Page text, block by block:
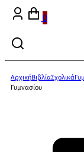
0
ΑρχικήΒιβλίαΣχολικά
Γυμνασίου